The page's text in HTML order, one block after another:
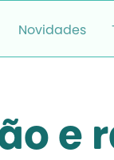
Novidades
e